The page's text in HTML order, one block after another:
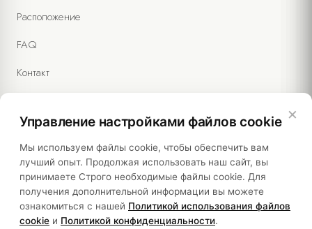
Расположение
FAQ
Контакт
Правовая информация
Политики
Устойчивость
×
Управление настройками файлов cookie
Мы используем файлы cookie, чтобы обеспечить вам
лучший опыт. Продолжая использовать наш сайт, вы
принимаете Строго необходимые файлы cookie. Для
получения дополнительной информации вы можете
ознакомиться с нашей Политикой использования файлов
cookie и Политикой конфиденциальности.